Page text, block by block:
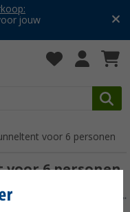
jouw
voor 6 personen
6 personen